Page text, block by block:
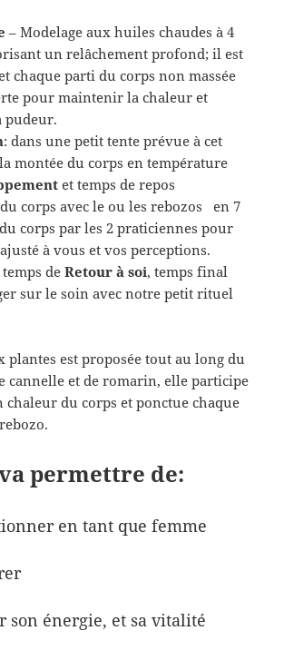
– Modelage aux huiles chaudes à 4
un relâchement profond; il est
chaque parti du corps non massée
pour maintenir la chaleur et
pudeur.
: dans une petit tente prévue à cet
montée du corps en température
et temps de repos
du corps avec le ou les rebozos en 7
corps par les 2 praticiennes pour
à vous et vos perceptions.
deRetour à soi, temps final
sur le soin avec notre petit rituel
plantes est proposée tout au long du
cannelle et de romarin, elle participe
chaleur du corps et ponctue chaque
permettre de:
en tant que femme
son énergie, et sa vitalité